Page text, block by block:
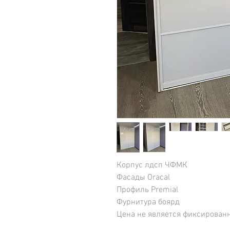
Корпус лдсп ЧФМК
Фасады Oracal
Профиль Premial
Фурнитура боярд
Цена не является